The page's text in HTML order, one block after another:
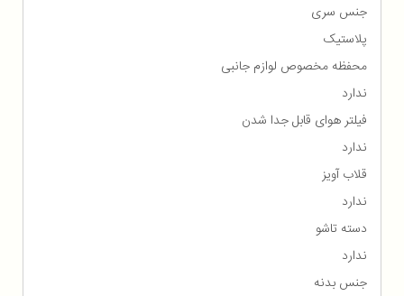
جنس سری
پلاستیک
محفظه مخصوص لوازم جانبی
ندارد
فیلتر هوای قابل جدا شدن
ندارد
قلاب آویز
ندارد
دسته تاشو
ندارد
جنس بدنه